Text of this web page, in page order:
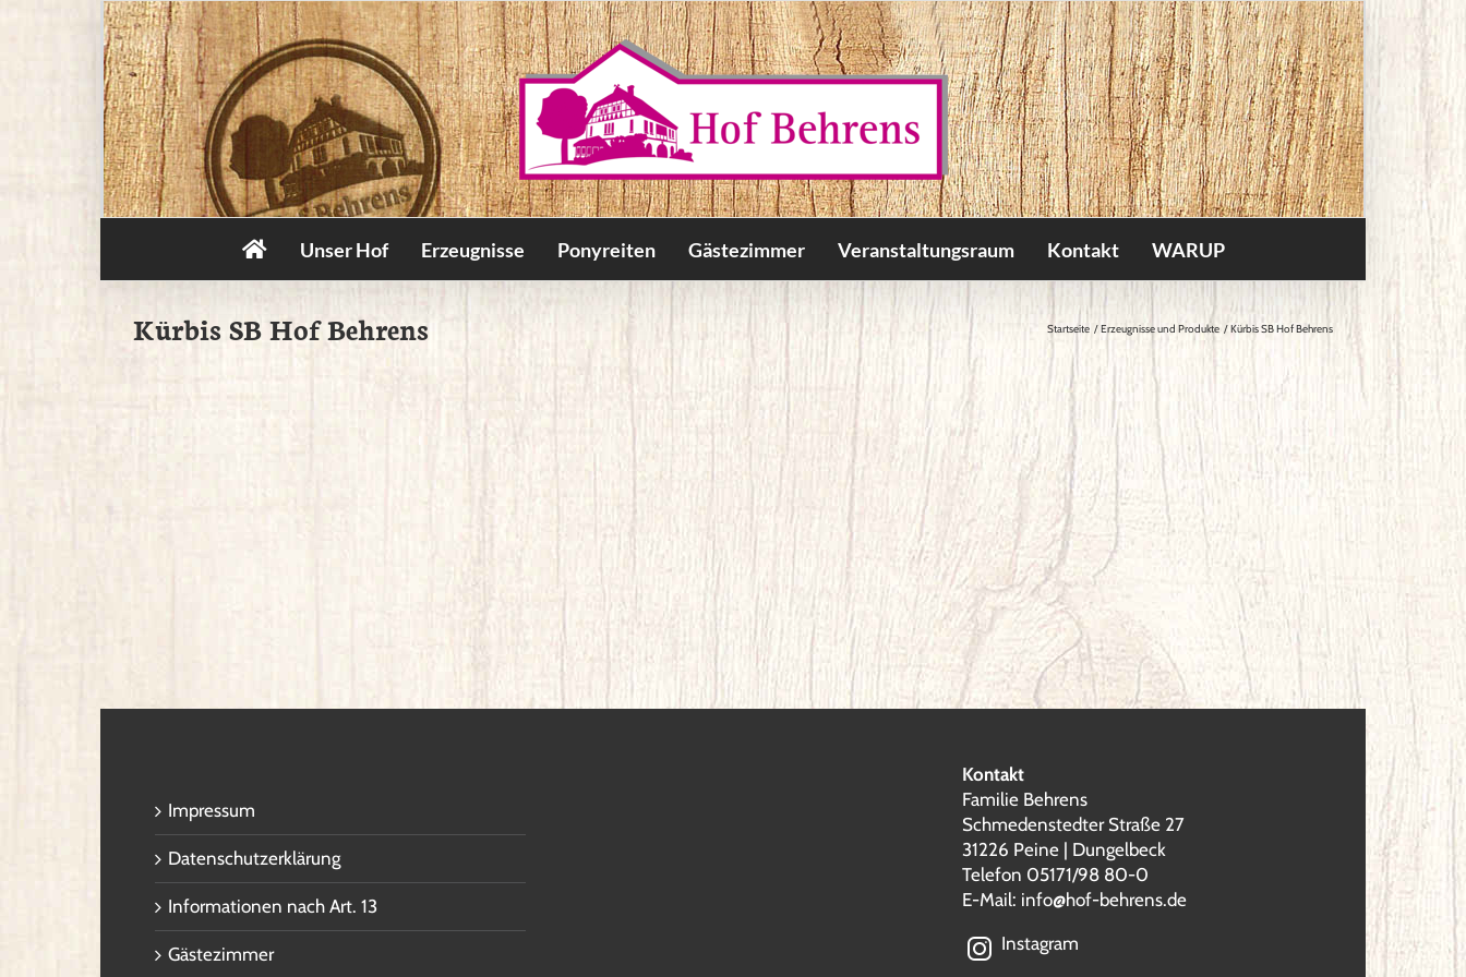
Unser Hof Erzeugnisse Ponyreiten Gästezimmer Veranstaltungsraum Kontakt WARUP
Kürbis SB Hof Behrens Startseite Erzeugnisse und Produkte Kürbis SB Hof Behrens
Impressum
Datenschutzerklärung
Informationen nach Art. 13
Gästezimmer
Kontakt
Familie Behrens
Schmedenstedter Straße 27
31226 Peine | Dungelbeck
Telefon 05171/98 80-0
E-Mail: info@hof-behrens.de
Instagram